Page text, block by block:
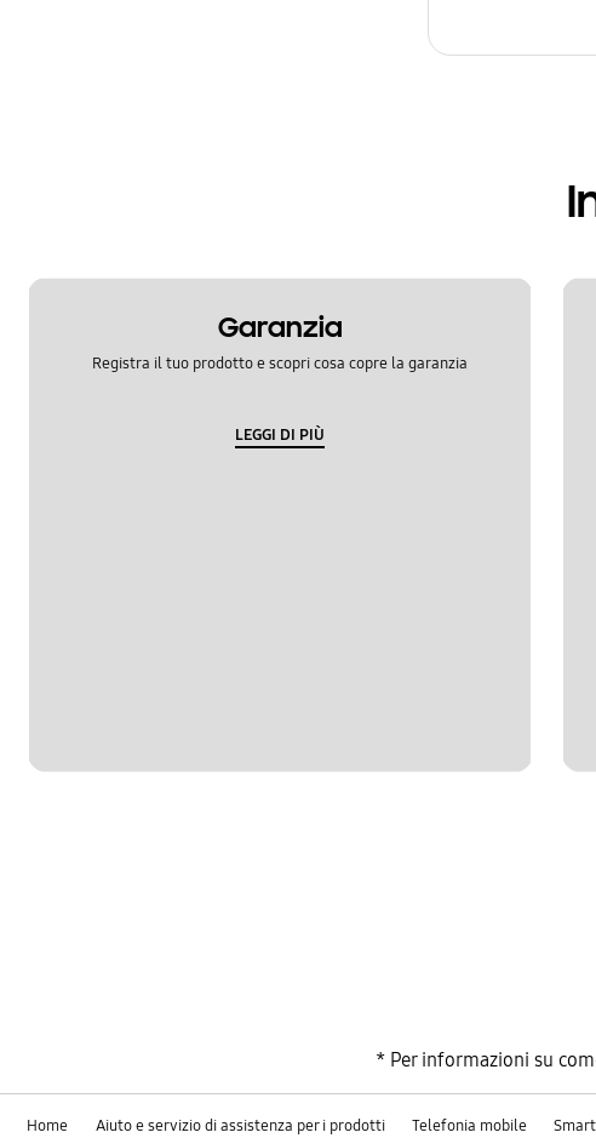
Garanzia
Registra il tuo prodotto e scopri cosa copre la garanzia
LEGGI DI PIÙ
* Per informazioni su
Home Aiuto e servizio di assistenza per i prodotti Telefonia mobile